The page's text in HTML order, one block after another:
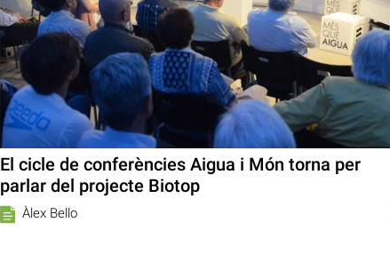
El cicle de conferències Aigua i Món torna per
parlar del projecte Biotop
Àlex Bello